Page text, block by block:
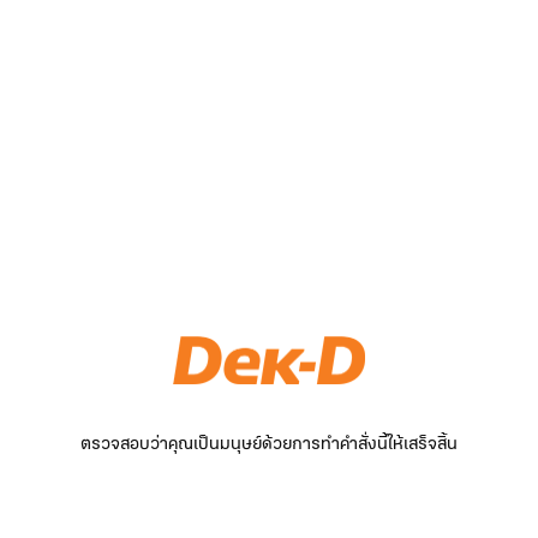
ตรวจสอบว่าคุณเป็นมนุษย์ด้วยการทำคำสั่งนี้ให้เสร็จสิ้น